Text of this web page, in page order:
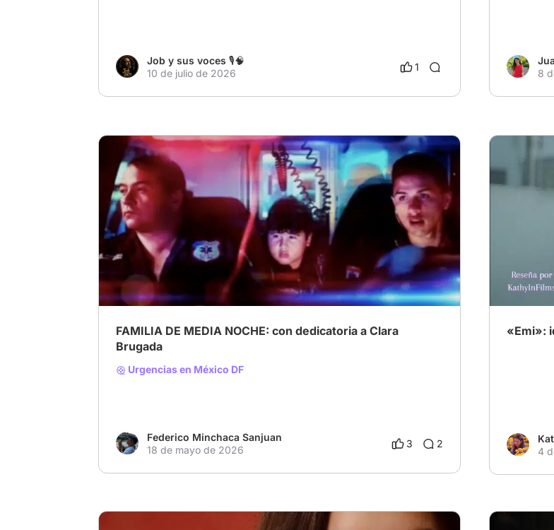
Job y sus voces 🎙️🧠
10 de julio de 2026
1
8
# Cine documental # Drama familiar # tragedia
FAMILIA DE MEDIA NOCHE: con dedicatoria a Clara
Brugada
Urgencias en México DF
Federico Minchaca Sanjuan
18 de mayo de 2026
3 2
«Emi»:
4